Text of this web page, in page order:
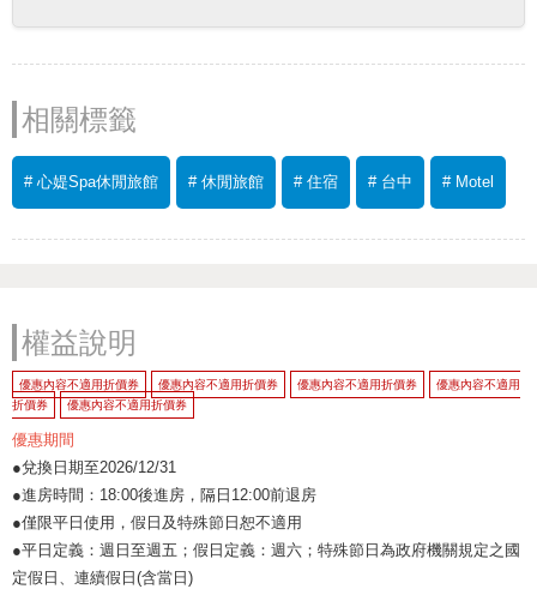
相關標籤
# 心媞Spa休閒旅館 # 休閒旅館 # 住宿 # 台中 # Motel
權益說明
優惠內容不適用折價券 優惠內容不適用折價券 優惠內容不適用折價券
優惠內容不適用
折價券
優惠內容不適用折價券
優惠期間
●兌換日期至2026/12/31
●進房時間：18:00後進房，隔日12:00前退房
●僅限平日使用，假日及特殊節日恕不適用
●平日定義：週日至週五；假日定義：週六；特殊節日為政府機關規定之國
定假日、連續假日(含當日)